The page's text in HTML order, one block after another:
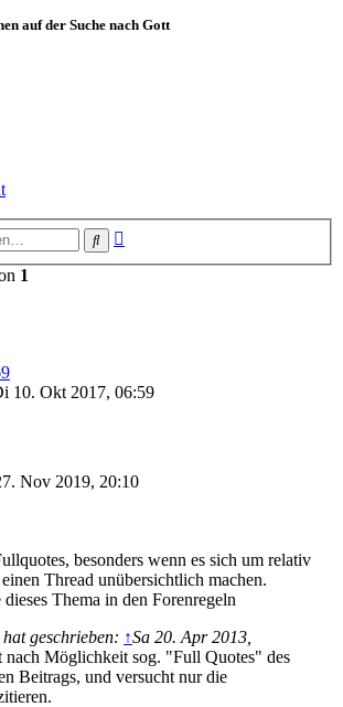
auf der Suche nach Gott
Suche
1
10. Okt 2017, 06:59
Nov 2019, 20:10
besonders wenn es sich um relativ
Thread unübersichtlich machen.
Thema in den Forenregeln
hat geschrieben: ↑Sa 20. Apr 2013,
nach Möglichkeit sog. "Full Quotes" des
Beitrags, und versucht nur die